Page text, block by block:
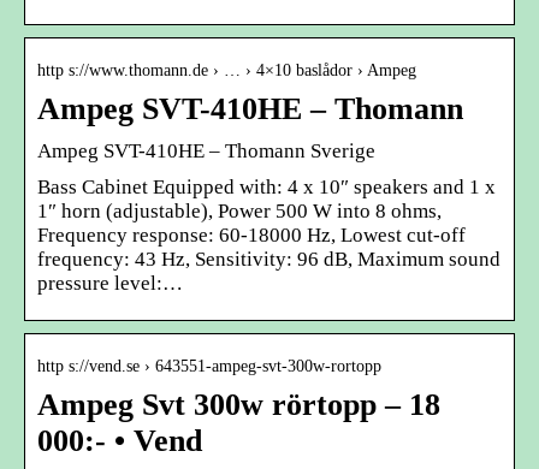
http s://www.thomann.de › … › 4×10 baslådor › Ampeg
Ampeg SVT-410HE – Thomann
Ampeg SVT-410HE – Thomann Sverige
Bass Cabinet Equipped with: 4 x 10″ speakers and 1 x
1″ horn (adjustable), Power 500 W into 8 ohms,
Frequency response: 60-18000 Hz, Lowest cut-off
frequency: 43 Hz, Sensitivity: 96 dB, Maximum sound
pressure level:…
http s://vend.se › 643551-ampeg-svt-300w-rortopp
Ampeg Svt 300w rörtopp – 18
000:- • Vend